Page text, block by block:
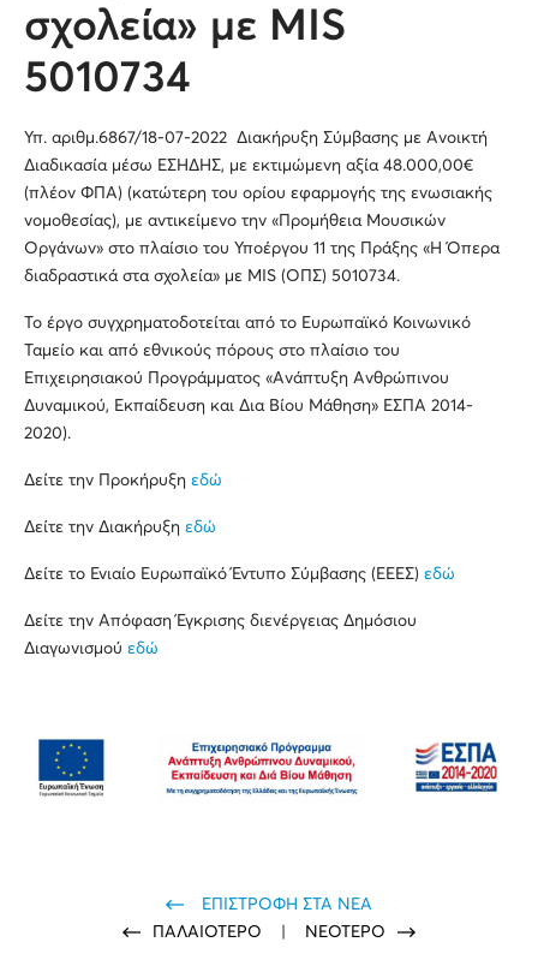
σχολεία» με MIS
5010734
Υπ. αριθμ.6867/18-07-2022 Διακήρυξη Σύμβασης με Ανοικτή
Διαδικασία μέσω ΕΣΗΔΗΣ, με εκτιμώμενη αξία 48.000,00€
(πλέον ΦΠΑ) (κατώτερη του ορίου εφαρμογής της ενωσιακής
νομοθεσίας), με αντικείμενο την «Προμήθεια Μουσικών
Οργάνων» στο πλαίσιο του Υποέργου 11 της Πράξης «Η Όπερα
διαδραστικά στα σχολεία» με MIS (ΟΠΣ) 5010734.
Το έργο συγχρηματοδοτείται από το Ευρωπαϊκό Κοινωνικό
Ταμείο και από εθνικούς πόρους στο πλαίσιο του
Επιχειρησιακού Προγράμματος «Ανάπτυξη Ανθρώπινου
Δυναμικού, Εκπαίδευση και Δια Βίου Μάθηση» ΕΣΠΑ 2014-
2020).
Δείτε την Προκήρυξη εδώ
Δείτε την Διακήρυξη εδώ
Δείτε το Ενιαίο Ευρωπαϊκό Έντυπο Σύμβασης (ΕΕΕΣ) εδώ
Δείτε την Απόφαση Έγκρισης διενέργειας Δημόσιου
Διαγωνισμού εδώ
ΕΠΙΣΤΡΟΦΗ ΣΤΑ ΝΕΑ
ΠΑΛΑΙΟΤΕΡΟ
ΝΕΟΤΕΡΟ